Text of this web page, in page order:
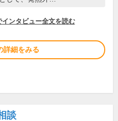
インタビュー全文を読む
詳細をみる
談